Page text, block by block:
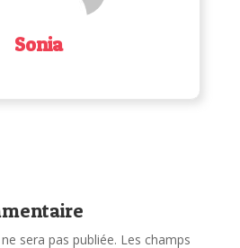
Sonia
sera pas publiée. Les champs